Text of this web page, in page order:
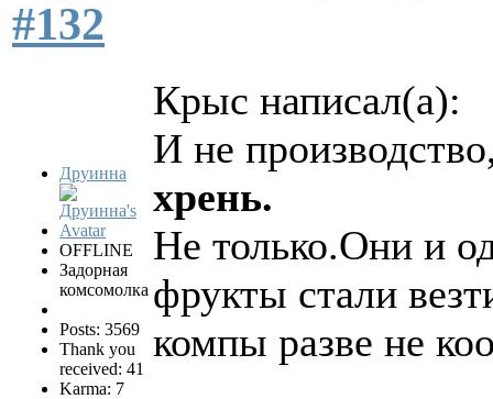
#132
Друинна
OFFLINE
Задорная
комсомолка
Posts: 3569
Thank you
received: 41
Karma: 7
Крыс написал(а):
И не
хрень.
Не только.Они и
фрукты стали
компы разве не